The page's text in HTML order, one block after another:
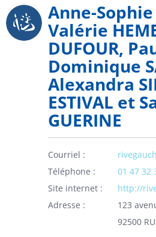
Picto Anne-Sophie
Valérie
DUFOUR,
Dominique
Alexandra
ESTIVAL et
GUERINE
Courriel
Téléphone
01 47 32
Site internet
http://
Adresse
123
92500